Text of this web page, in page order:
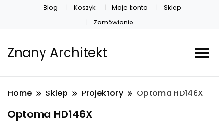
Blog Koszyk Moje konto
Sklep
Zamówienie
Znany Architekt
Home Sklep Projektory Optoma HD146X
Optoma HD146X